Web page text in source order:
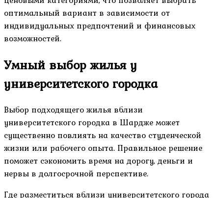
оптимальный вариант в зависимости от
индивидуальных предпочтений и финансовых
возможностей.
Умный выбор жилья у
университетского городка
Выбор подходящего жилья вблизи
университетского городка в Шардже может
существенно повлиять на качество студенческой
жизни или рабочего опыта. Правильное решение
поможет сэкономить время на дорогу, деньги и
нервы в долгосрочной перспективе.
Где разместиться вблизи университетского города